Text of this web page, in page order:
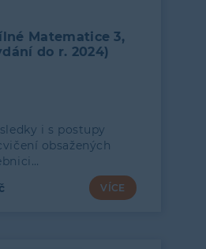
Matematice 3,
do r. 2024)
i s postupy
obsažených
VÍCE